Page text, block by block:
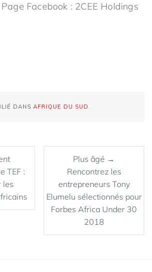
Facebook : 2CEE Holdings
DANS AFRIQUE DU SUD .
TEF :
les
Plus âgé →
Rencontrez les
entrepreneurs Tony
Elumelu sélectionnés pour
Forbes Africa Under 30
2018